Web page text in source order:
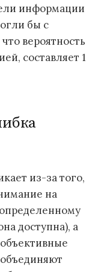
информации
бы с
вероятность
составляет 1
из-за того,
на
доступна), а